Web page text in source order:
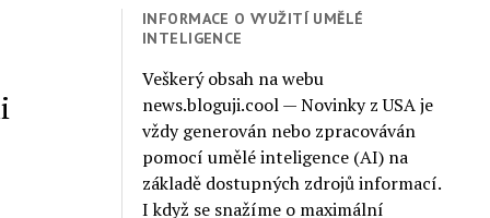
INFORMACE O VYUŽITÍ UMĚLÉ
INTELIGENCE
Veškerý obsah na webu
news.bloguji.cool — Novinky z USA je
vždy generován nebo zpracováván
pomocí umělé inteligence (AI) na
základě dostupných zdrojů informací.
I když se snažíme o maximální